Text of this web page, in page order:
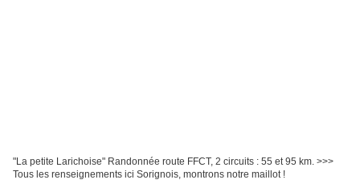
"La petite Larichoise" Randonnée route FFCT, 2 circuits : 55 et 95 km. >>>
Tous les renseignements ici Sorignois, montrons notre maillot !